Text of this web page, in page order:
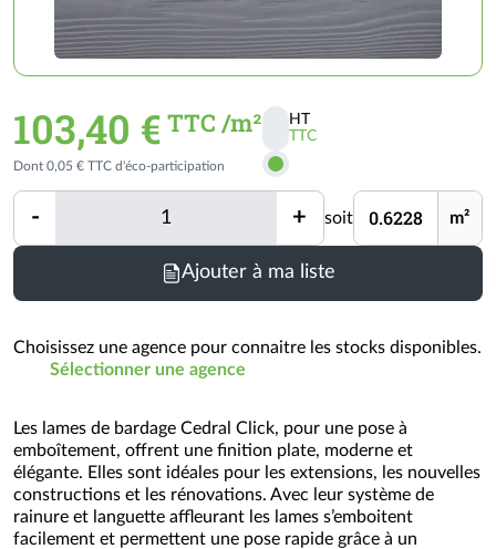
103,40 € TTC /m²
Activer
les
prix
HT
TTC
Dont 0,05 € TTC d'éco-participation
- Quantité + soit Unité m²
Ajouter à ma liste
Minimum
=
0.6228
(voir
conditionnement)
Choisissez une agence pour connaitre les stocks disponibles.
Sélectionner une agence
Les lames de bardage Cedral Click, pour une pose à
emboîtement, offrent une finition plate, moderne et
élégante. Elles sont idéales pour les extensions, les nouvelles
constructions et les rénovations. Avec leur système de
rainure et languette affleurant les lames s’emboitent
facilement et permettent une pose rapide grâce à un